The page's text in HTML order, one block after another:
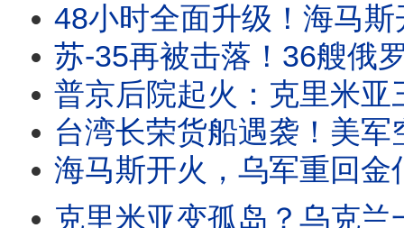
48小时全面升级！海马斯开火，F35猛轰伊
苏-35再被击落！36艘俄罗斯船只沉没黑
普京后院起火：克里米亚三大危机爆发，居民准备逃离，萨基空
台湾长荣货船遇袭！美军空袭格什姆岛，伊
海马斯开火，乌军重回金伯恩沙嘴！川普政
克里米亚变孤岛？乌克兰一夜摧毁克里米亚5座油库，